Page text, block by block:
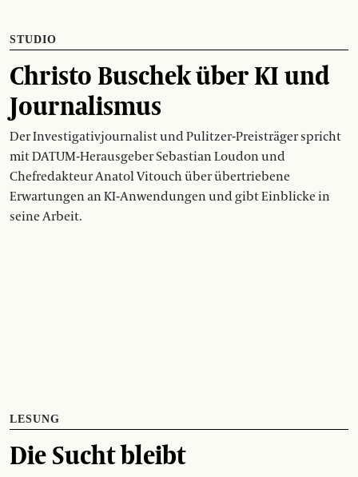
STUDIO
Christo Buschek über KI und
Journalismus
Der Investigativjournalist und Pulitzer-Preisträger spricht
mit DATUM-Herausgeber Sebastian Loudon und
Chefredakteur Anatol Vitouch über übertriebene
Erwartungen an KI-Anwendungen und gibt Einblicke in
seine Arbeit.
LESUNG
Die Sucht bleibt